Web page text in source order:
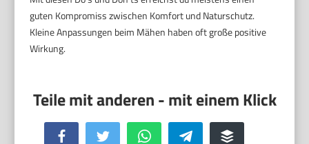
guten Kompromiss zwischen Komfort und Naturschutz.
Kleine Anpassungen beim Mähen haben oft große positive
Wirkung.
Facebook Twitter WhatsApp Telegram Buffer